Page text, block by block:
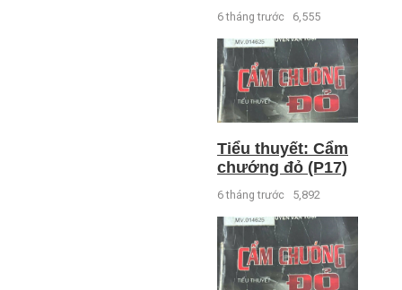
6 tháng trước 6,555
Tiểu thuyết: Cẩm
chướng đỏ (P17)
6 tháng trước 5,892